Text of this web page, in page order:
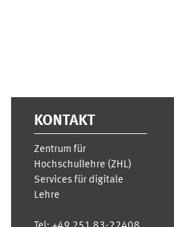
KONTAKT
Zentrum für
Hochschullehre (ZHL)
Services für digitale
Lehre